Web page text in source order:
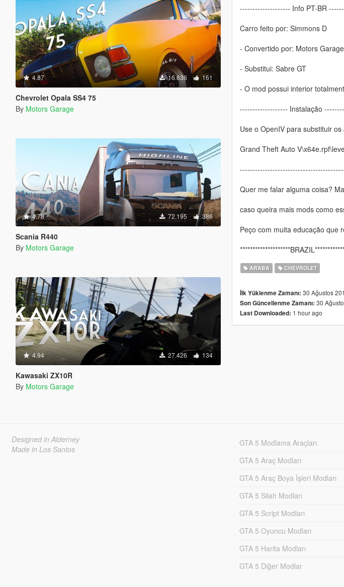
4.87 16.636 161
Chevrolet Opala SS4 75
By Motors Garage
4.78 72.195 386
Scania R440
By Motors Garage
4.94 27.426 134
Kawasaki ZX10R
By Motors Garage
-------------------- Info PT-BR
Carro feito por: Simmons D
- Convertido por: Motors
- Substitui: Sabre GT
- O mod possui interior
------------------- Instalação
Use o OpenIV para substituir
Grand Theft Auto
Quer me falar alguma coisa?
caso queira mais mods como
Peço com muita educação que
ARABA CHEVROLET
İlk Yüklenme Zamanı: 30 Ağustos
Son Güncellenme Zamanı: 30
Last Downloaded: 1 hour ago
Designed in Alderney
Made in Los Santos
GTA 5 Modlama Araçları
GTA 5 Araç Modları
GTA 5 Araç Boya İşleri Modları
GTA 5 Silah Modları
GTA 5 Script Modları
GTA 5 Oyuncu Modları
GTA 5 Harita Modları
GTA 5 Diğer Modlar